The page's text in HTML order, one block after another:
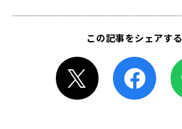
この記事をシェアする